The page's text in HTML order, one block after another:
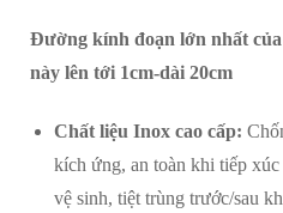
-
Mẫu
Đường kính đoạn lớn nhất
này lên tới 1cm-dài 20cm
Chất liệu Inox cao cấp:
kích ứng, an toàn khi tiếp
vệ sinh, tiệt trùng trước/sau